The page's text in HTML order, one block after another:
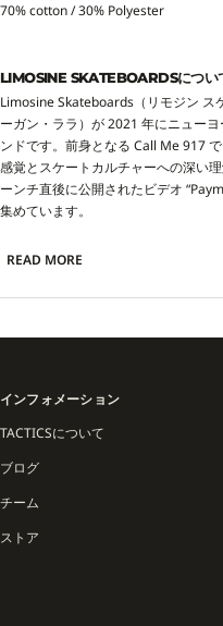
70% cotton / 30% Polyester
LIMOSINE SKATEBOARDSについ
Limosine Skateboards（リモジン ス
ーガン・ララ）が 2021 年にニュー
ンドです。前身となる Call Me 917
感覚とスケートカルチャーへの深い
ーンチ直後に公開されたビデオ
集めています。
チームには Cyrus Bennett（サイラ
ローレス）など、元 Call Me 917 の
Limosine のデッキはアート性の高い
追求。映像、デザイン、スケートを
はもちろん、アートやストリートカ
す。
その活動はニューヨークを基盤とし
グローバルに発信され、スケートボ
Skateboards は、伝統的なスケート
READ MORE
インフォメーション
TACTICSについて
ブログ
チーム
ストア